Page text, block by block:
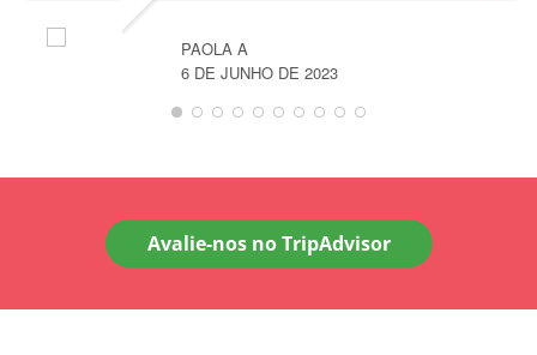
PAOLA A
6 DE JUNHO DE 2023
Avalie-nos no TripAdvisor